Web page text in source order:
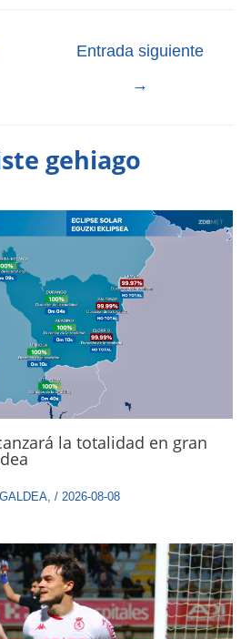
Entrada siguiente
→
gehiago
la totalidad en gran
, / 2026-08-08